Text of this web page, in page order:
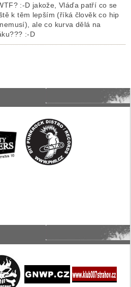
:-D jakože, Vláďa patří co se
k těm lepším (říká člověk co hip
ale co kurva dělá na
:-D